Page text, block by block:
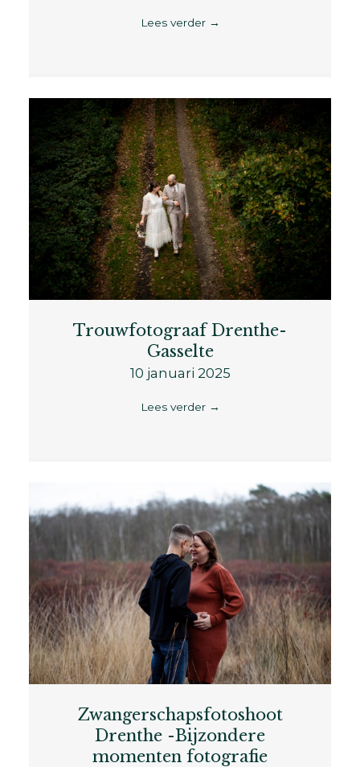
Lees verder →
Trouwfotograaf Drenthe-
Gasselte
10 januari 2025
Lees verder →
Zwangerschapsfotoshoot
Drenthe -Bijzondere
momenten fotografie